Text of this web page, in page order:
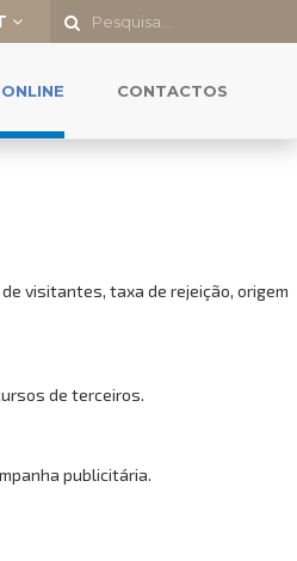
visitantes, taxa de rejeição, origem
de terceiros.
publicitária.
CONTACTOS